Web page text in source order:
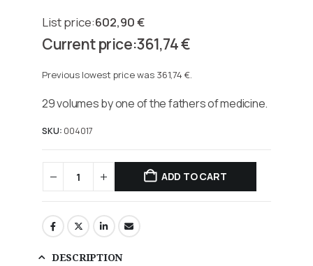
602,90€
Original
price
602,90 €.
361,74€
price
361,74 €.
Previous lowest price was 361,74 €.
29 volumes by one of the fathers of medicine.
SKU: 004017
ADD TO CART
DESCRIPTION